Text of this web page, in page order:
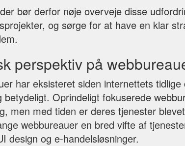
bør derfor nøje overveje disse
og sørge for at have en klar
perspektiv på
har eksisteret siden internettets
betydeligt. Oprindeligt fokuserede
men med tiden er deres tjenester
webbureauer en bred vifte af
design og e-handelsløsninger.